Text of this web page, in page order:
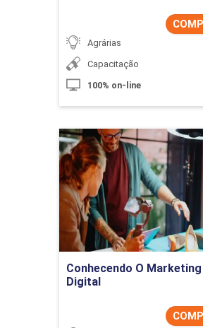
Agrárias
Capacitação
100% on-line
Conhecendo O Marketing
Digital
Conhecendo O
Detalhes do